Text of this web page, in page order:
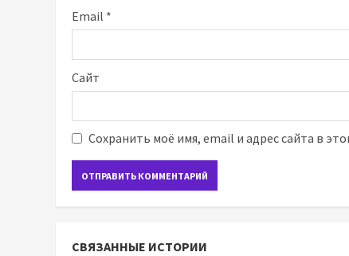
Email *
Сайт
Сохранить моё имя, email и адрес сайта в
СВЯЗАННЫЕ ИСТОРИИ